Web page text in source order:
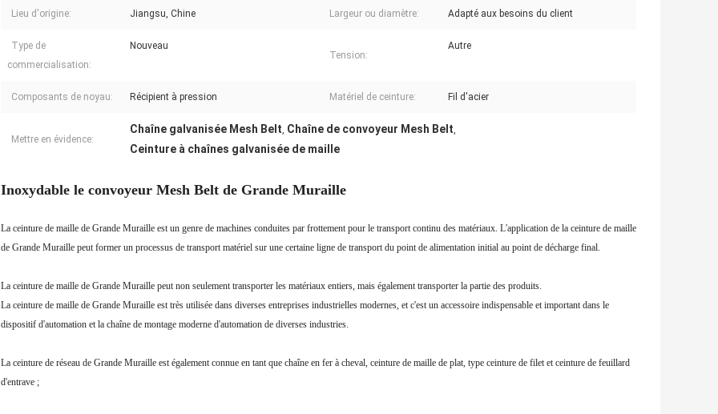
Lieu d'origine: Jiangsu, Chine Largeur ou diamètre: Adapté aux besoins du client
Type de
commercialisation:
Nouveau
Tension:
Autre
Composants de noyau: Récipient à pression Matériel de ceinture: Fil d'acier
Mettre en évidence:
Chaîne galvanisée Mesh Belt, Chaîne de convoyeur Mesh Belt,
Ceinture à chaînes galvanisée de maille
Inoxydable le convoyeur Mesh Belt de Grande Muraille
La ceinture de maille de Grande Muraille est un genre de machines conduites par frottement pour le transport continu des matériaux. L'application de la ceinture de maille
de Grande Muraille peut former un processus de transport matériel sur une certaine ligne de transport du point de alimentation initial au point de décharge final.
La ceinture de maille de Grande Muraille peut non seulement transporter les matériaux entiers, mais également transporter la partie des produits.
La ceinture de maille de Grande Muraille est très utilisée dans diverses entreprises industrielles modernes, et c'est un accessoire indispensable et important dans le
dispositif d'automation et la chaîne de montage moderne d'automation de diverses industries.
La ceinture de réseau de Grande Muraille est également connue en tant que chaîne en fer à cheval, ceinture de maille de plat, type ceinture de filet et ceinture de feuillard
d'entrave ;